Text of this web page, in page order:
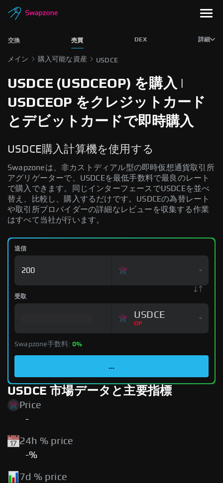
交換 売買 DEX 詳細
メイン 購入可能な資産 USDCE
USDCE (USDCEOP) を購入 |
USDCEOP をクレジットカード
とデビットカードで即時購入
USDCE購入計算機を使用する
Swapzoneは、非カストディアル型の即時仮想通貨取引所
アグリゲーターで、USDCEを最低手数料で最良のレート
で購入できます。同じインターフェースでUSDCEを並べ
替え、比較し、購入するだけです。USDCEの為替レート
や取引所プロバイダーの詳細なレビューを収集する作業
はすべて当社が行います。
送信
受取
USDCE
OP
Swapzone手数料: 0%
...
USDCE 市場データと主要指標
Price
-
24h % price
-%
7d % price